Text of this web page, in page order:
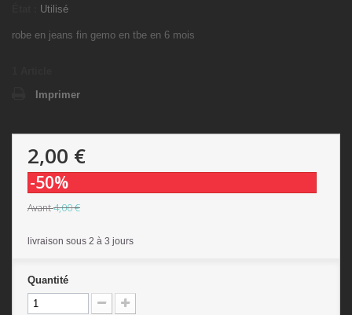
Utilisé
robe en jeans fin gemo en tbe en 6 mois
Imprimer
2,00 €
-50%
Avant4,00 €
livraison sous 2 à 3 jours
Quantité